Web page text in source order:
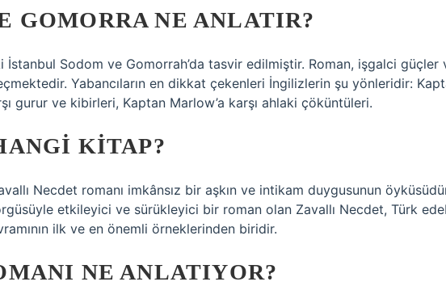
GOMORRA NE ANLATIR?
İstanbul Sodom ve Gomorrah’da tasvir edilmiştir. Roman, işgalci güçler
Yabancıların en dikkat çekenleri İngilizlerin şu yönleridir:
gurur ve kibirleri, Kaptan Marlow’a karşı ahlaki çöküntüleri.
KITAP?
Necdet romanı imkânsız bir aşkın ve intikam duygusunun
etkileyici ve sürükleyici bir roman olan Zavallı Necdet, Türk
ilk ve en önemli örneklerinden biridir.
NE ANLATIYOR?